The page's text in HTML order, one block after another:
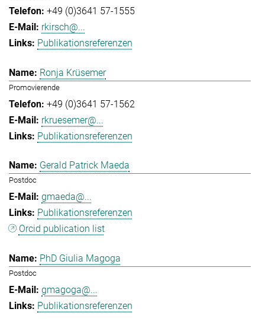
+49 (0)3641 57-1555
rkirsch@...
Publikationsreferenzen
Ronja Krüsemer
Promovierende
+49 (0)3641 57-1562
rkruesemer@...
Publikationsreferenzen
Gerald Patrick Maeda
Postdoc
gmaeda@...
Publikationsreferenzen
Orcid publication list
PhD Giulia Magoga
Postdoc
gmagoga@...
Publikationsreferenzen